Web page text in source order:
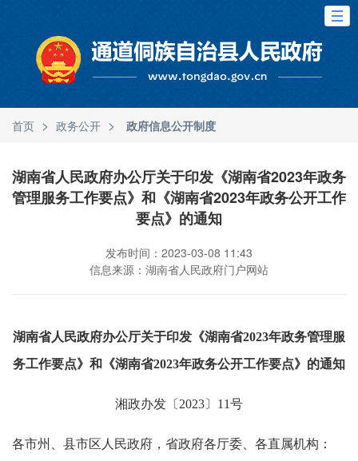
首页 > 政务公开 > 政府信息公开制度
湖南省人民政府办公厅关于印发《湖南省2023年政务
管理服务工作要点》和《湖南省2023年政务公开工作
要点》的通知
发布时间：2023-03-08 11:43
信息来源：湖南省人民政府门户网站
湖南省人民政府办公厅关于印发《湖南省2023年政务管理服
务工作要点》和《湖南省2023年政务公开工作要点》的通知
湘政办发〔2023〕11号
各市州、县市区人民政府，省政府各厅委、各直属机构：